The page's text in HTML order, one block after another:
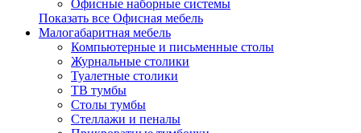
Офисные наборные системы
Показать все Офисная мебель
Малогабаритная мебель
Компьютерные и письменные столы
Журнальные столики
Туалетные столики
ТВ тумбы
Столы тумбы
Стеллажи и пеналы